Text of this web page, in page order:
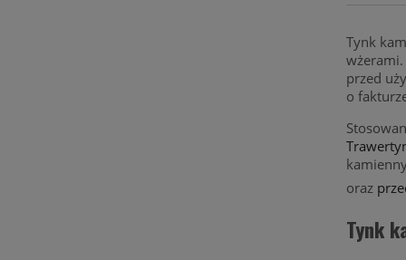
Tynk
wżerami.
przed
o
oraz
Tynk